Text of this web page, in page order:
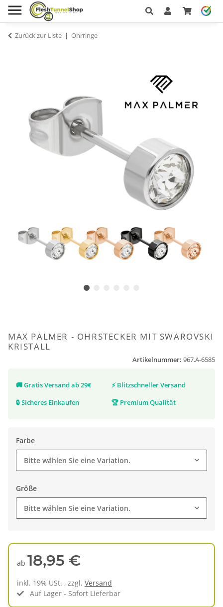
Zurück zur Liste Ohrringe
MAX PALMER - OHRSTECKER MIT SWAROVSKI
KRISTALL
Artikelnummer: 967.A-6585
🚚Gratis Versand ab 29€ ⚡ Blitzschneller Versand
🔒Sicheres Einkaufen 🏆 Premium Qualität
Farbe
Bitte wählen Sie eine Variation.
Größe
Bitte wählen Sie eine Variation.
ab 18,95 €
inkl. 19% USt. , zzgl. Versand
Auf Lager - Sofort Lieferbar